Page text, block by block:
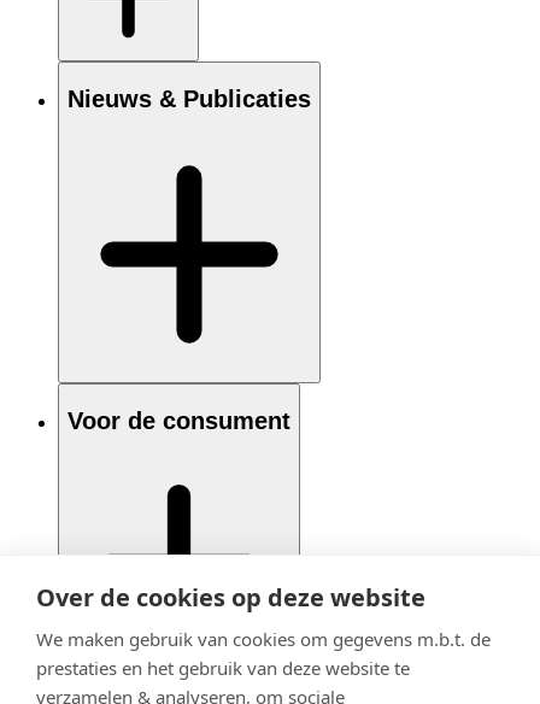
Over de cookies op deze website
We maken gebruik van cookies om gegevens m.b.t. de
prestaties en het gebruik van deze website te
verzamelen & analyseren, om sociale
Nieuws & Publicaties
Voor de consument